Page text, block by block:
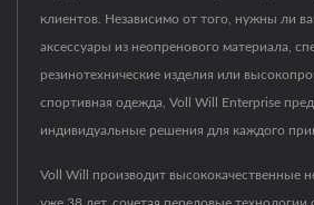
клиентов. Независимо от того, нужны ли
аксессуары из неопренового материала,
резинотехнические изделия или
спортивная одежда, Voll Will Enterprise
индивидуальные решения для каждого
Voll Will производит высококачественные